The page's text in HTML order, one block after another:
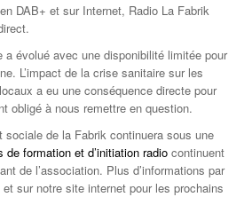
DAB+ et sur Internet, Radio La Fabrik
a évolué avec une disponibilité limitée pour
L’impact de la crise sanitaire sur les
a eu une conséquence directe pour
obligé à nous remettre en question.
sociale de la Fabrik continuera sous une
de formation et d’initiation radio continuent
de l’association. Plus d’informations par
et sur notre site internet pour les prochains